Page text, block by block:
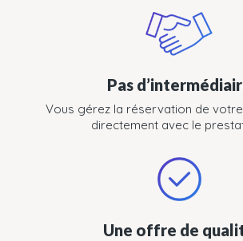
Pas
Vous gérez la réservation de
directement avec le
Une offre de